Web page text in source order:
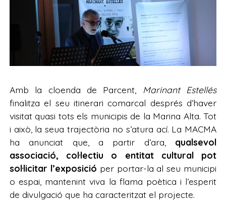
Amb la cloenda de Parcent, Marinant Estellés
finalitza el seu itinerari comarcal després d’haver
visitat quasi tots els municipis de la Marina Alta. Tot
i això, la seua trajectòria no s’atura ací. La MACMA
ha anunciat que, a partir d’ara, qualsevol
associació, col·lectiu o entitat cultural pot
sol·licitar l’exposició per portar-la al seu municipi
o espai, mantenint viva la flama poètica i l’esperit
de divulgació que ha caracteritzat el projecte.